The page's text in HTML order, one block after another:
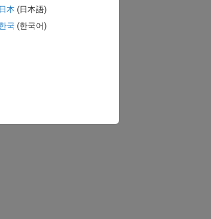
日本 (日本語)
국 (한국어)